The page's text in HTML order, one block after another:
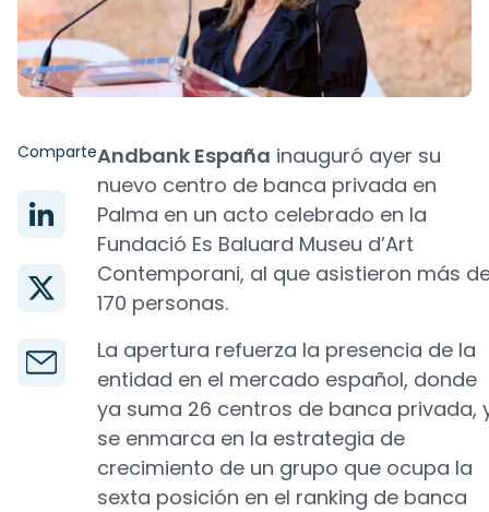
ComparteAndbank España inauguró ayer su
nuevo centro de banca privada en
Palma en un acto celebrado en la
Fundació Es Baluard Museu d’Art
Contemporani, al que asistieron más
170 personas.
La apertura refuerza la presencia de la
entidad en el mercado español, donde
ya suma 26 centros de banca privada,
se enmarca en la estrategia de
crecimiento de un grupo que ocupa la
sexta posición en el ranking de banca